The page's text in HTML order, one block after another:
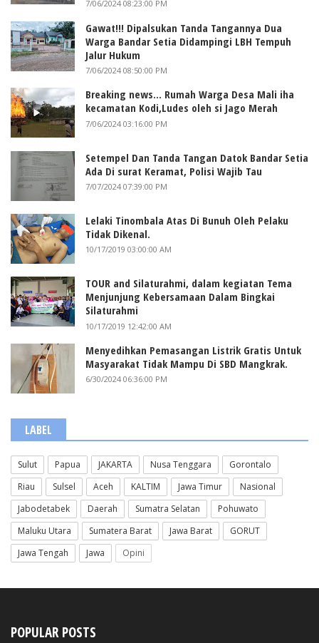
7/06/2024 08:23:00 PM
Gawat!!! Dipalsukan Tanda Tangannya Dua
Warga Bandar Setia Didampingi LBH Tempuh
Jalur Hukum
7/06/2024 08:50:00 PM
Breaking news... Rumah Warga Desa Mali iha
kecamatan Kodi,Ludes oleh si Jago Merah
7/06/2024 03:16:00 PM
Setempel Dan Tanda Tangan Datok Bandar Setia
Ada Di surat Keramat, Polisi Wajib Tau
7/07/2024 07:39:00 PM
Lelaki Tinombala Atas Di Bunuh Oleh Pelaku
Tidak Dikenal.
10/17/2019 03:00:00 AM
TOUR and Silaturahmi, dalam kegiatan Tema
Menjunjung Kebersamaan Dalam Bingkai
Silaturahmi
10/17/2019 12:42:00 AM
Menyedihkan Pemasangan Listrik Gratis Untuk
Masyarakat Tidak Mampu Di SBD Mangkrak.
6/30/2024 06:36:00 PM
LABEL
Sulut Papua JAKARTA Nusa Tenggara
Gorontalo
Riau
Sulsel Aceh KALTIM Jawa Timur
Nasional
Jabodetabek
Daerah Sumatra Selatan
Pohuwato
Maluku Utara
Sumatera Barat Jawa Barat
GORUT
Jawa Tengah
Jawa Opini
POPULAR POSTS